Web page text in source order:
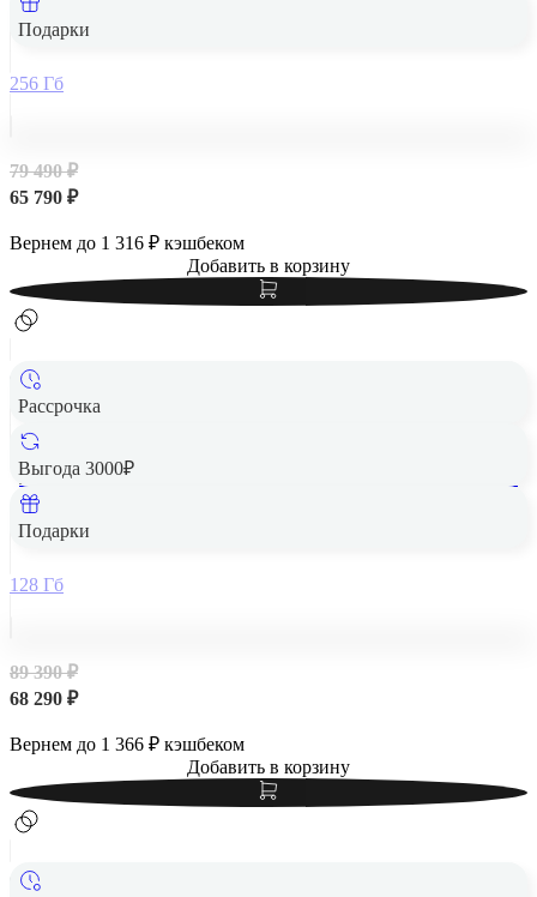
Подарки
256 Гб
79 490 ₽
65 790 ₽
Вернем до 1 316 ₽ кэшбеком
Добавить в корзину
Рассрочка
Выгода 3000₽
Подарки
Apple iPad Air 13" (M2, 2024, 6 gen) Wi-Fi + Cellular 128Gb
128 Гб
89 390 ₽
68 290 ₽
Вернем до 1 366 ₽ кэшбеком
Добавить в корзину